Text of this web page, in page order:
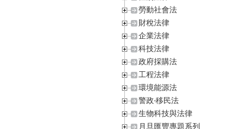
勞動社會法
財稅法律
企業法律
科技法律
政府採購法
工程法律
環境能源法
警政‧移民法
生物科技與法律
月旦匯豐專題系列